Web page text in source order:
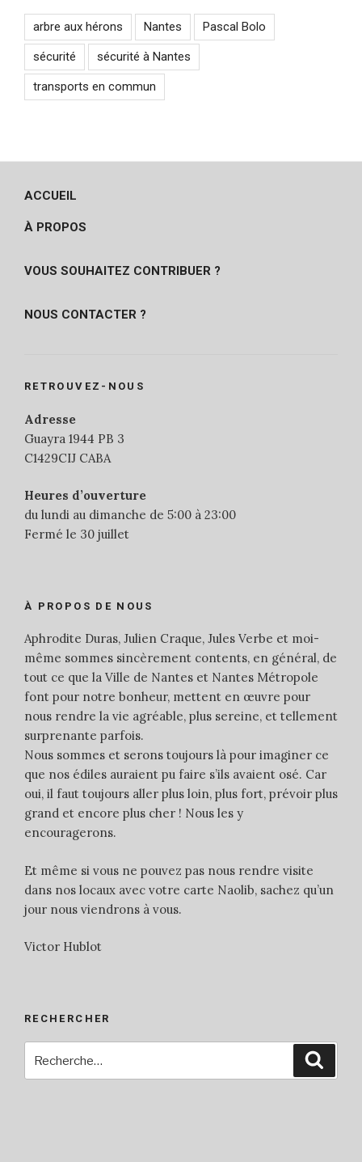
arbre aux hérons Nantes Pascal Bolo
sécurité sécurité à Nantes
transports en commun
ACCUEIL
À PROPOS
VOUS SOUHAITEZ CONTRIBUER ?
NOUS CONTACTER ?
RETROUVEZ-NOUS
Adresse
Guayra 1944 PB 3
C1429CIJ CABA
Heures d’ouverture
du lundi au dimanche de 5:00 à 23:00
Fermé le 30 juillet
À PROPOS DE NOUS
Aphrodite Duras, Julien Craque, Jules Verbe et moi-
même sommes sincèrement contents, en général, de
tout ce que la Ville de Nantes et Nantes Métropole
font pour notre bonheur, mettent en œuvre pour
nous rendre la vie agréable, plus sereine, et tellement
surprenante parfois.
Nous sommes et serons toujours là pour imaginer ce
que nos édiles auraient pu faire s’ils avaient osé. Car
oui, il faut toujours aller plus loin, plus fort, prévoir plus
grand et encore plus cher ! Nous les y
encouragerons.
Et même si vous ne pouvez pas nous rendre visite
dans nos locaux avec votre carte Naolib, sachez qu’un
jour nous viendrons à vous.
Victor Hublot
RECHERCHER